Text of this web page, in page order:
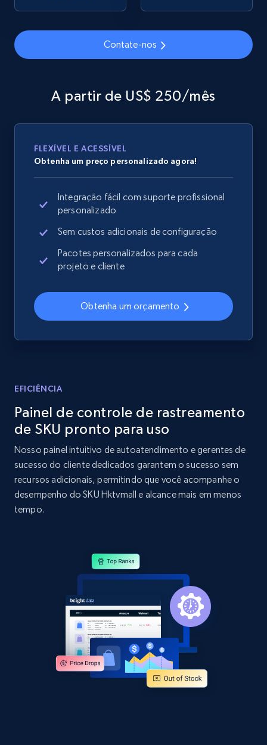
Home Depot US - Gather data on products
Sku, Product id, Product name, Manufacturer,
2.1K+ 355+
Home Depot US - Discover products by
specified URL
URL, Domain, Country code, Model number,
Sku, Product id, Product name, Manufacturer,
and more.
2.1K+ 355+ Comece agora
URL, Domain, Country code, Model number,
and more.
Home Depot US - Discovery products by
specific category URL
Comece agora
Amazon products global dataset
Title, Seller name, Brand, Description, Initial
price, Currency, Availability, Reviews count, and
Contate-nos
A partir de US$ 250/mês
FLEXÍVEL E ACESSÍVEL
Obtenha um preço personalizado agora!
Integração fácil com suporte profissional
personalizado
Sem custos adicionais de configuração
Pacotes personalizados para cada
projeto e cliente
Obtenha um orçamento
EFICIÊNCIA
Painel de controle de rastreamento
de SKU pronto para uso
Nosso painel intuitivo de autoatendimento e gerentes de
sucesso do cliente dedicados garantem o sucesso sem
recursos adicionais, permitindo que você acompanhe o
desempenho do SKU Hktvmall e alcance mais em menos
tempo.